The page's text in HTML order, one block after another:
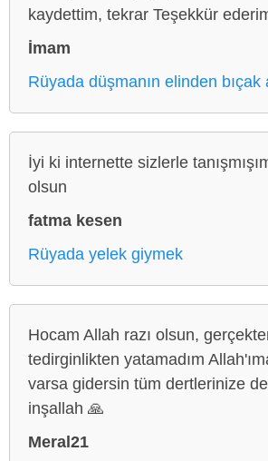
kaydettim, tekrar Teşekkür
İmam
Rüyada düşmanın elinden bıçak
İyi ki internette sizlerle
olsun
fatma kesen
Rüyada yelek giymek
Hocam Allah razı olsun,
tedirginlikten yatamadım
varsa gidersin tüm dertlerinize
inşallah 🙏
Meral21